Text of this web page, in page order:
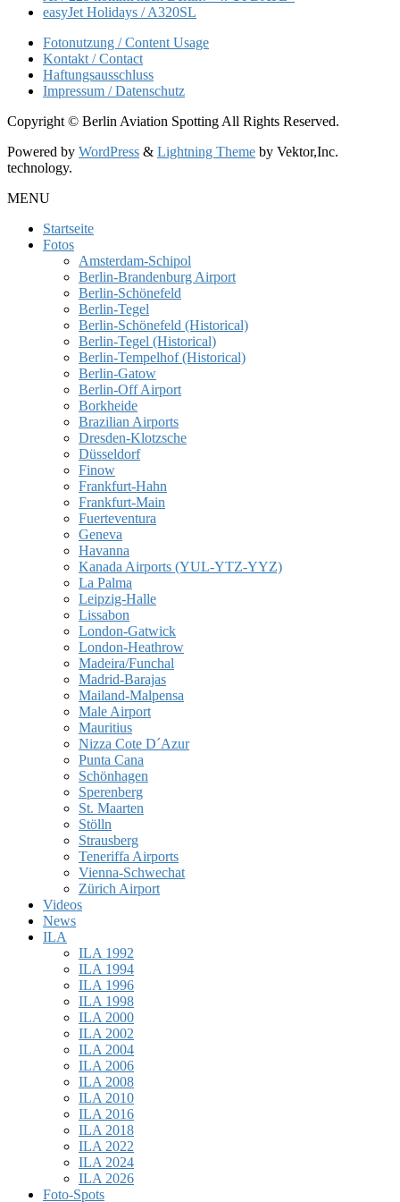
easyJet Holidays / A320SL
Fotonutzung / Content Usage
Kontakt / Contact
Haftungsausschluss
Impressum / Datenschutz
Copyright © Berlin Aviation Spotting All Rights Reserved.
Powered by WordPress & Lightning Theme by Vektor,Inc.
technology.
MENU
Startseite
Fotos
Amsterdam-Schipol
Berlin-Brandenburg Airport
Berlin-Schönefeld
Berlin-Tegel
Berlin-Schönefeld (Historical)
Berlin-Tegel (Historical)
Berlin-Tempelhof (Historical)
Berlin-Gatow
Berlin-Off Airport
Borkheide
Brazilian Airports
Dresden-Klotzsche
Düsseldorf
Finow
Frankfurt-Hahn
Frankfurt-Main
Fuerteventura
Geneva
Havanna
Kanada Airports (YUL-YTZ-YYZ)
La Palma
Leipzig-Halle
Lissabon
London-Gatwick
London-Heathrow
Madeira/Funchal
Madrid-Barajas
Mailand-Malpensa
Male Airport
Mauritius
Nizza Cote D´Azur
Punta Cana
Schönhagen
Sperenberg
St. Maarten
Stölln
Strausberg
Teneriffa Airports
Vienna-Schwechat
Zürich Airport
Videos
News
ILA
ILA 1992
ILA 1994
ILA 1996
ILA 1998
ILA 2000
ILA 2002
ILA 2004
ILA 2006
ILA 2008
ILA 2010
ILA 2016
ILA 2018
ILA 2022
ILA 2024
ILA 2026
Foto-Spots